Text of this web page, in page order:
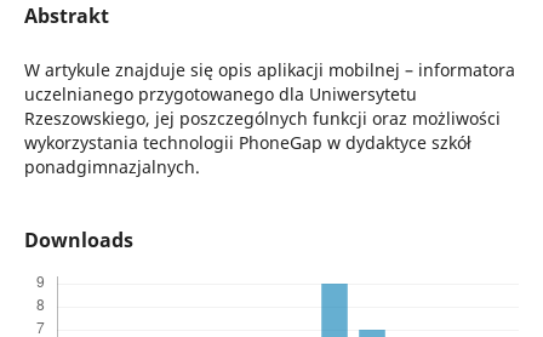
Abstrakt
W artykule znajduje się opis aplikacji mobilnej – informatora
uczelnianego przygotowanego dla Uniwersytetu
Rzeszowskiego, jej poszczególnych funkcji oraz możliwości
wykorzystania technologii PhoneGap w dydaktyce szkół
ponadgimnazjalnych.
Downloads